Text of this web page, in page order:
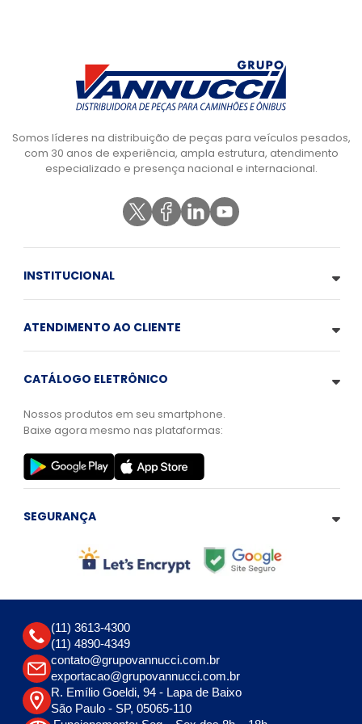
Somos líderes na distribuição de peças para veículos pesados,
com 30 anos de experiência, ampla estrutura, atendimento
especializado e presença nacional e internacional.
INSTITUCIONAL
ATENDIMENTO AO CLIENTE
CATÁLOGO ELETRÔNICO
Nossos produtos em seu smartphone.
Baixe agora mesmo nas plataformas:
SEGURANÇA
(11) 3613-4300
(11) 4890-4349
contato@grupovannucci.com.br
exportacao@grupovannucci.com.br
R. Emílio Goeldi, 94 - Lapa de Baixo
São Paulo - SP, 05065-110